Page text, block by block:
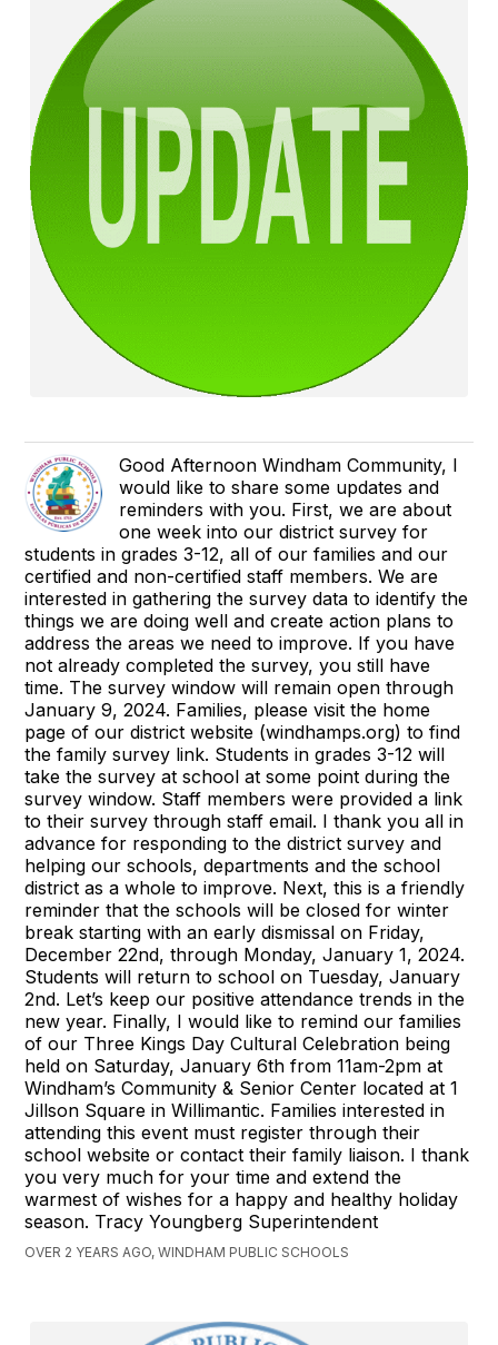
Good Afternoon Windham Community, I
would like to share some updates and
reminders with you. First, we are about
one week into our district survey for
students in grades 3-12, all of our families and our
certified and non-certified staff members. We are
interested in gathering the survey data to identify the
things we are doing well and create action plans to
address the areas we need to improve. If you have
not already completed the survey, you still have
time. The survey window will remain open through
January 9, 2024. Families, please visit the home
page of our district website (windhamps.org) to find
the family survey link. Students in grades 3-12 will
take the survey at school at some point during the
survey window. Staff members were provided a link
to their survey through staff email. I thank you all in
advance for responding to the district survey and
helping our schools, departments and the school
district as a whole to improve. Next, this is a friendly
reminder that the schools will be closed for winter
break starting with an early dismissal on Friday,
December 22nd, through Monday, January 1, 2024.
Students will return to school on Tuesday, January
2nd. Let’s keep our positive attendance trends in the
new year. Finally, I would like to remind our families
of our Three Kings Day Cultural Celebration being
held on Saturday, January 6th from 11am-2pm at
Windham’s Community & Senior Center located at 1
Jillson Square in Willimantic. Families interested in
attending this event must register through their
school website or contact their family liaison. I thank
you very much for your time and extend the
warmest of wishes for a happy and healthy holiday
season. Tracy Youngberg Superintendent
OVER 2 YEARS AGO, WINDHAM PUBLIC SCHOOLS